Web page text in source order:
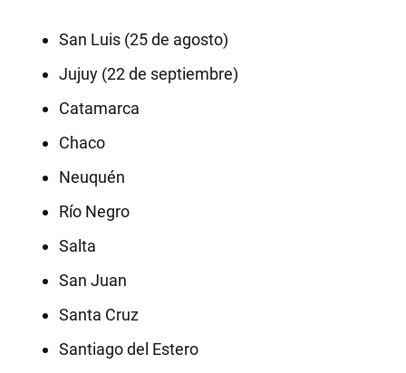
San Luis (25 de agosto)
Jujuy (22 de septiembre)
Catamarca
Chaco
Neuquén
Río Negro
Salta
San Juan
Santa Cruz
Santiago del Estero